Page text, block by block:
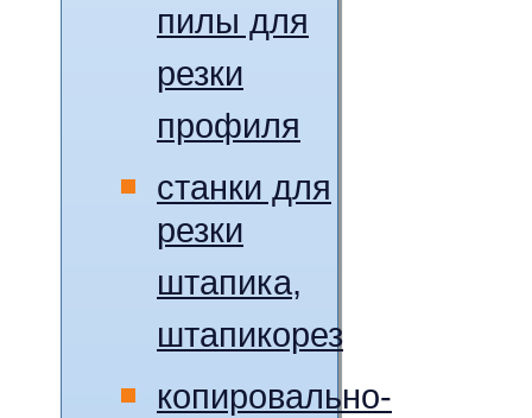
пилы для
резки
профиля
станки для
резки
штапика,
штапикорез
копировально-